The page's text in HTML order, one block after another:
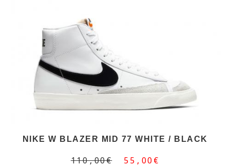
NIKE W BLAZER MID 77 WHITE / BLACK
110,00€ 55,00€